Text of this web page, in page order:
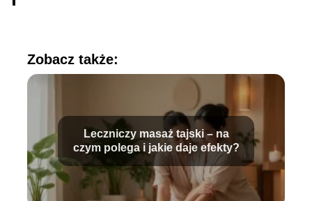
Zobacz także:
Leczniczy masaż tajski – na
czym polega i jakie daje efekty?